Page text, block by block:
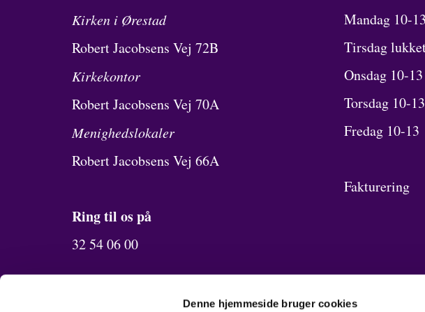
Denne hjemmeside bruger cookies
Kirken i Ørestad
Robert Jacobsens Vej 72B
Kirkekontor
Robert Jacobsens Vej 70A
Menighedslokaler
Robert Jacobsens Vej 66A
Ring til os på
32 54 06 00
Mandag 10-13
Tirsdag
Onsdag 10-13
Torsdag 10-
Fredag 10-13
Fakturering